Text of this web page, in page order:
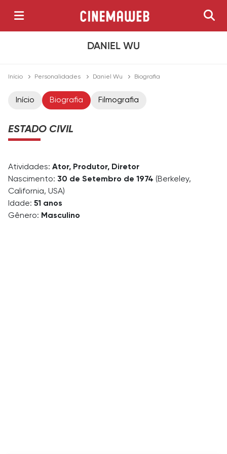
DANIEL WU
Início Personalidades Daniel Wu Biografia
Início Biografia Filmografia
ESTADO CIVIL
Atividades: Ator, Produtor, Diretor
Nascimento: 30 de Setembro de 1974 (Berkeley,
California, USA)
Idade: 51 anos
Gênero: Masculino